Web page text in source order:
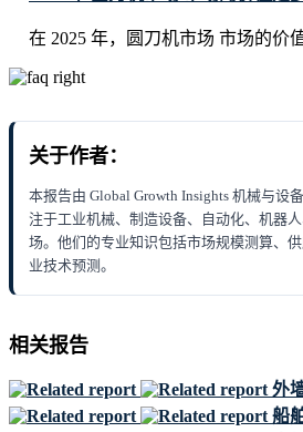
在 2025 年，圆刀机市场 市场的价
关于作者：
本报告由 Global Growth Insights 机械与设
注于工业机械、制造设备、自动化、机器
场。他们的专业知识包括市场规模测算、
业技术预测。
相关报告
外
船